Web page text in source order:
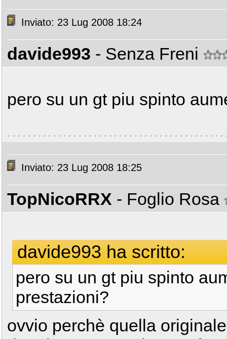
Inviato: 23 Lug 2008 18:24
davide993 - Senza Freni
pero su un gt piu spinto
Inviato: 23 Lug 2008 18:25
TopNicoRRX - Foglio Rosa
davide993 ha scritto:
pero su un gt piu spinto
prestazioni?
ovvio perchè quella